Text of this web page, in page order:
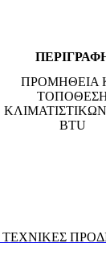
ΠΡΟΜΗΘΕΙΑ
ΚΛΙΜΑΤΙΣΤΙΚΩΝ
BTU
ΤΕΧΝΙΚΕΣ